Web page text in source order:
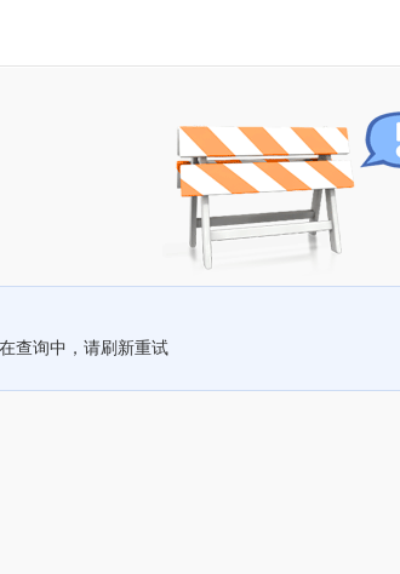
查询中，请刷新重试